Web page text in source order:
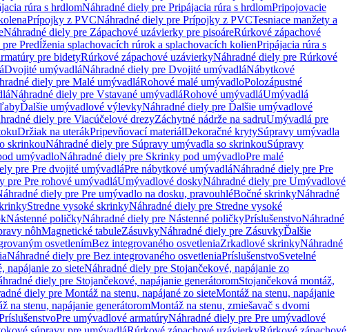
rúra s hrdlomNáhradné diely pre Pripájacia rúra s hrdlomPripojovacie
Prípojky z PVCNáhradné diely pre Prípojky z PVCTesniace manžety a
Náhradné diely pre Zápachové uzávierky pre pisoáreRúrkové zápachové
Predĺženia splachovacích rúrok a splachovacích kolienPripájacia rúra s
pre bidetyRúrkové zápachové uzávierkyNáhradné diely pre Rúrkové
Dvojité umývadláNáhradné diely pre Dvojité umývadláNábytkové
diely pre Malé umývadláRohové malé umývadloPolozápustné
Náhradné diely pre Vstavané umývadláRohové umývadláUmývadlá
Ďalšie umývadlové výlevkyNáhradné diely pre Ďalšie umývadlové
diely pre Viacúčelové drezyZáchytné nádrže na sadruUmývadlá pre
Držiak na uterákPripevňovací materiálDekoračné krytySúpravy umývadla
skrinkouNáhradné diely pre Súpravy umývadla so skrinkouSúpravy
umývadloNáhradné diely pre Skrinky pod umývadloPre malé
pre Pre dvojité umývadláPre nábytkové umývadláNáhradné diely pre Pre
pre Pre rohové umývadláUmývadlové doskyNáhradné diely pre Umývadlové
diely pre Pre umývadlo na dosku, pravouhléBočné skrinkyNáhradné
Stredne vysoké skrinkyNáhradné diely pre Stredne vysoké
Nástenné poličkyNáhradné diely pre Nástenné poličkyPríslušenstvoNáhradné
nôhMagnetické tabuleZásuvkyNáhradné diely pre ZásuvkyĎalšie
osvetlenímBez integrovaného osvetleniaZrkadlové skrinkyNáhradné
Náhradné diely pre Bez integrovaného osvetleniaPríslušenstvoSvetelné
napájanie zo sieteNáhradné diely pre Stojančekové, napájanie zo
diely pre Stojančekové, napájanie generátoromStojančeková montáž,
diely pre Montáž na stenu, napájané zo sieteMontáž na stenu, napájanie
na stenu, napájanie generátoromMontáž na stenu, zmiešavač s dvomi
Pre umývadlové armatúryNáhradné diely pre Pre umývadlové